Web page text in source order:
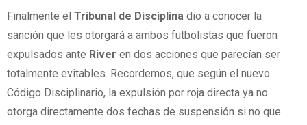
Finalmente el Tribunal de Disciplina dio a conocer la
sanción que les otorgará a ambos futbolistas que fueron
expulsados ante River en dos acciones que parecían ser
totalmente evitables. Recordemos, que según el nuevo
Código Disciplinario, la expulsión por roja directa ya no
otorga directamente dos fechas de suspensión si no que